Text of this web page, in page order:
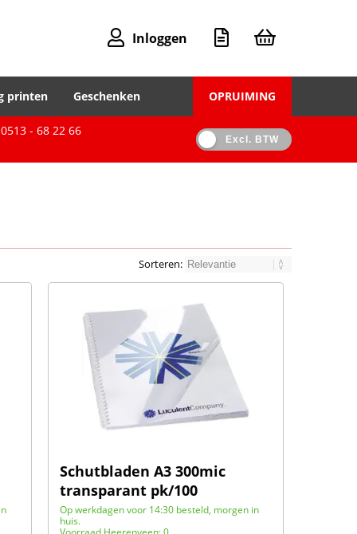
Inloggen
printen Geschenken OPRUIMING
0513 - 68 22 66
Excl. BTW
Sorteren:
Schutbladen A3 300mic
transparant pk/100
Op werkdagen voor 14:30 besteld, morgen in
huis.